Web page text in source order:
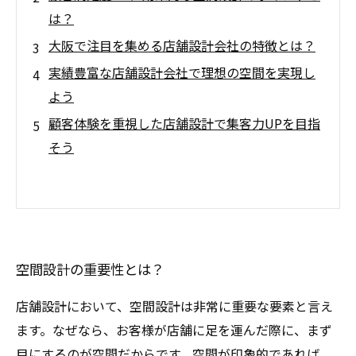
は？
大阪で注目を集める店舗設計会社の特徴とは？
実績豊富な店舗設計会社で理想の空間を実現し
よう
顧客体験を重視した店舗設計で集客力UPを目指
そう
空間設計の重要性とは？
店舗設計において、空間設計は非常に重要な要素と言え
ます。なぜなら、お客様が店舗に足を運んだ際に、まず